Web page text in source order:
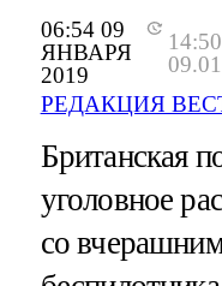
06:54 09
ЯНВАРЯ
2019
14:50
РЕДАКЦИЯ
Британская
уголовное
со